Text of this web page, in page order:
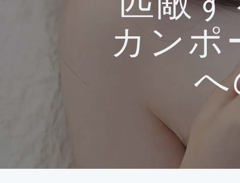
カン